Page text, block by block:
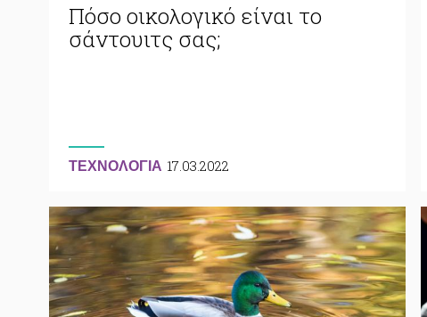
Πόσο οικολογικό είναι το
σάντουιτς σας;
ΤΕΧΝΟΛΟΓΙΑ 17.03.2022